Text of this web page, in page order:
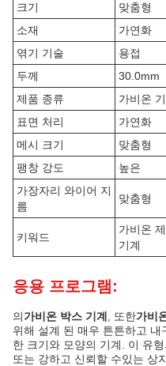
크기
맞춤형
소재
가연화
엮기 기술
용접
두께
30.0mm
제품 종류
가비온
표면 처리
가연화
메시 크기
맞춤형
팽창 강도
높은
가장자리 와이어 지
름
맞춤형
키워드
가비온
기계
응용 프로그램:
의가비온 박스 기계 , 또한가비
위해 설계 된 매우 튼튼하고 내
한 크기와 모양의 기계. 이 유
또는 강하고 신뢰할 수있는 상